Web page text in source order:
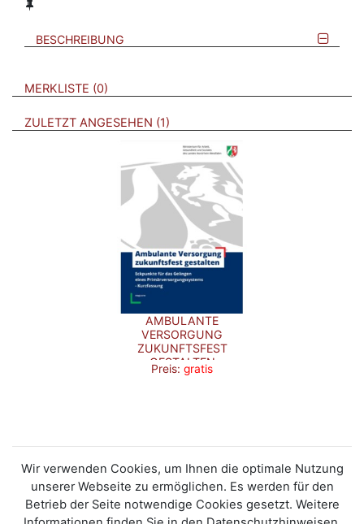
BESCHREIBUNG
VERWEISE AUF VERMERKTE- ODER ZULETZT ANGESEHENE
MERKLISTE 0 BROSCHÜREN
ZULETZT ANGESEHEN 1 BROSCHÜREN
AMBULANTE
VERSORGUNG
ZUKUNFTSFEST
GESTALTEN
(KURZFASSUNG)
Preis: gratis
Wir verwenden Cookies, um Ihnen die optimale Nutzung
unserer Webseite zu ermöglichen. Es werden für den
Betrieb der Seite notwendige Cookies gesetzt. Weitere